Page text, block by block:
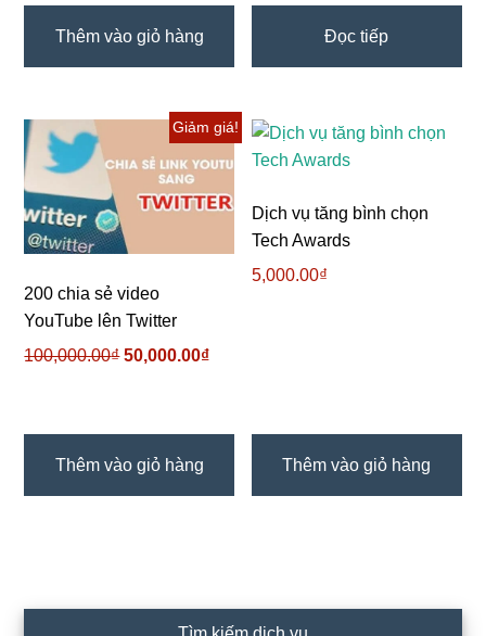
Thêm vào giỏ hàng Đọc tiếp
Giảm giá!
200 chia sẻ video
YouTube lên Twitter
100,000.00₫ Giá
100,000.00₫.
50,000.00₫
là:
50,000.00₫.
Thêm vào giỏ hàng
Dịch vụ tăng bình chọn
Tech Awards
5,000.00₫
Thêm vào giỏ hàng